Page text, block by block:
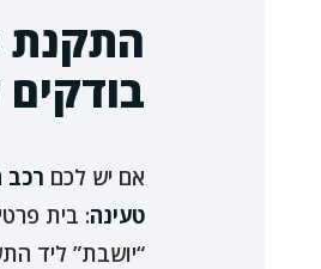
התקנת
אם יש לכם רכב
טעינה: בית
“יושבת” ליד